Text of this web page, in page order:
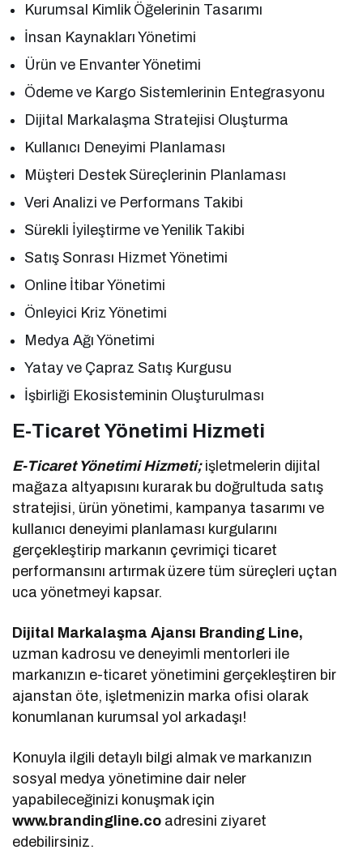
Kurumsal Kimlik Öğelerinin Tasarımı
İnsan Kaynakları Yönetimi
Ürün ve Envanter Yönetimi
Ödeme ve Kargo Sistemlerinin Entegrasyonu
Dijital Markalaşma Stratejisi Oluşturma
Kullanıcı Deneyimi Planlaması
Müşteri Destek Süreçlerinin Planlaması
Veri Analizi ve Performans Takibi
Sürekli İyileştirme ve Yenilik Takibi
Satış Sonrası Hizmet Yönetimi
Online İtibar Yönetimi
Önleyici Kriz Yönetimi
Medya Ağı Yönetimi
Yatay ve Çapraz Satış Kurgusu
İşbirliği Ekosisteminin Oluşturulması
E-Ticaret Yönetimi Hizmeti
E-Ticaret Yönetimi Hizmeti;işletmelerin dijital
mağaza altyapısını kurarak bu doğrultuda satış
stratejisi, ürün yönetimi, kampanya tasarımı ve
kullanıcı deneyimi planlaması kurgularını
gerçekleştirip markanın çevrimiçi ticaret
performansını artırmak üzere tüm süreçleri uçtan
uca yönetmeyi kapsar.
Dijital Markalaşma Ajansı Branding Line,
uzman kadrosu ve deneyimli mentorleri ile
markanızın e-ticaret yönetimini gerçekleştiren bir
ajanstan öte, işletmenizin marka ofisi olarak
konumlanan kurumsal yol arkadaşı!
Konuyla ilgili detaylı bilgi almak ve markanızın
sosyal medya yönetimine dair neler
yapabileceğinizi konuşmak için
www.brandingline.co adresini ziyaret
edebilirsiniz.